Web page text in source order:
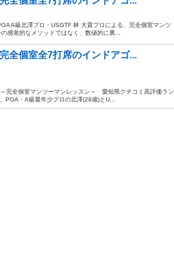
A級北澤プロ・USGTF 林 大貴プロによる、完全個室マンツ
感覚的なメソッドではなく、数値的に裏...
全個室全7打席のインドアゴ...
完全個室マンツーマンレッスン～ 愛知県クチコミ高評価ラン
PGA・A級最年少プロの北澤(28歳)とU...